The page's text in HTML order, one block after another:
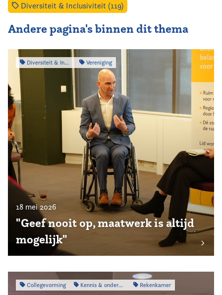
Diversiteit & Inclusiviteit (119)
Andere pagina's binnen dit thema
Diversiteit & Inclusiviteit Vereniging
18 mei 2026
"Geef nooit op, maatwerk is altijd
mogelijk"
Collegevorming Kennis & onderzoek Rekenkamer